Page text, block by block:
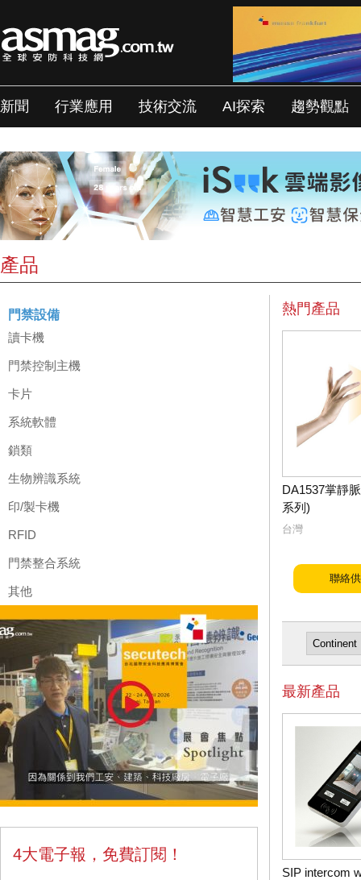
新聞 行業應用 技術交流 AI探索 趨勢觀點
產品
門禁設備
讀卡機
門禁控制主機
卡片
系統軟體
鎖類
生物辨識系統
印/製卡機
RFID
門禁整合系統
其他
4大電子報，免費訂閱！
熱門產品
DA1537掌靜
系列)
台灣
聯絡
最新產品
SIP intercom